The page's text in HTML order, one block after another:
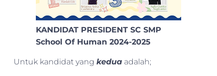
KANDIDAT PRESIDENT SC SMP
School Of Human 2024-2025
Untuk kandidat yang kedua adalah;